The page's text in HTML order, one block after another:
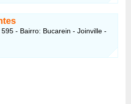
- Bairro: Bucarein - Joinville -